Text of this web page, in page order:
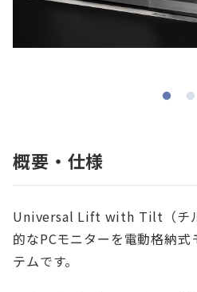
概要・仕様
Universal Lift with Tilt（チ
的なPCモニターを電動格納
テムです。